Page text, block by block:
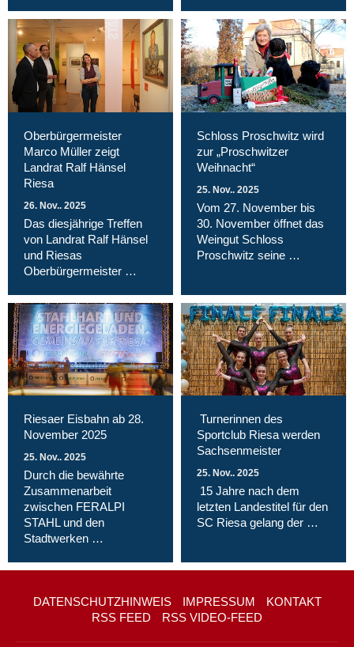
Oberbürgermeister
Marco Müller zeigt
Landrat Ralf Hänsel
Riesa
26. Nov.. 2025
Das diesjährige Treffen
von Landrat Ralf Hänsel
und Riesas
Oberbürgermeister …
Schloss Proschwitz wird
zur „Proschwitzer
Weihnacht“
25. Nov.. 2025
Vom 27. November bis
30. November öffnet das
Weingut Schloss
Proschwitz seine …
Riesaer Eisbahn ab 28.
November 2025
25. Nov.. 2025
Durch die bewährte
Zusammenarbeit
zwischen FERALPI
STAHL und den
Stadtwerken …
Turnerinnen des
Sportclub Riesa werden
Sachsenmeister
25. Nov.. 2025
15 Jahre nach dem
letzten Landestitel für den
SC Riesa gelang der …
DATENSCHUTZHINWEIS IMPRESSUM
KONTAKT
RSS FEED
RSS VIDEO-FEED